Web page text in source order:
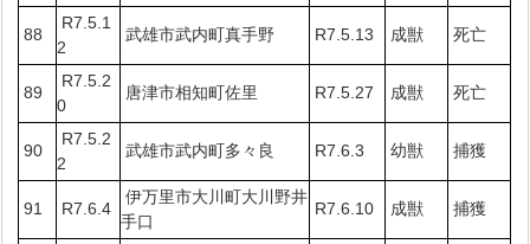
88
R7.5.1
2
武雄市武内町真手野 R7.5.13 成獣 死亡
89
R7.5.2
0
唐津市相知町佐里 R7.5.27 成獣 死亡
90
R7.5.2
2
武雄市武内町多々良 R7.6.3 幼獣 捕獲
91 R7.6.4
伊万里市大川町大川野井
手口
R7.6.10 成獣 捕獲